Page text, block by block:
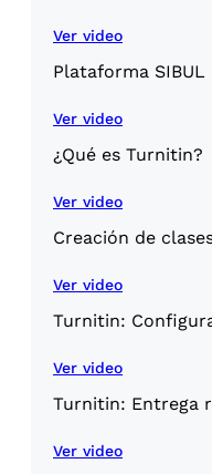
Ver video
Plataforma SIBUL
Ver video
¿Qué es Turnitin?
Ver video
Creación de
Ver video
Turnitin:
Ver video
Turnitin: Entrega
Ver video